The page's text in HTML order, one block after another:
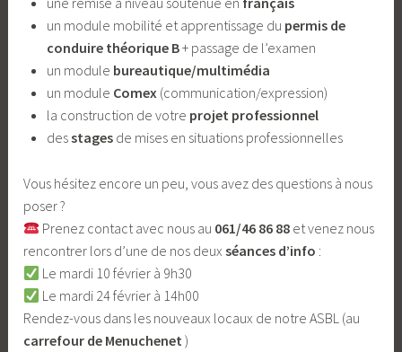
un module mobilité et apprentissage du permis de
conduire théorique B+ passage de l’examen
un module bureautique/multimédia
un module Comex(communication/expression)
la construction de votre projet professionnel
desstagesde mises en situations professionnelles
Vous hésitez encore un peu, vous avez des questions à nous
poser ?
Prenez contact avec nous au 061/46 86 88 et venez nous
rencontrer lors d’une de nos deuxséances d’info :
Le mardi 10 février à 9h30
Le mardi 24 février à 14h00
Rendez-vous dans les nouveaux locaux de notre ASBL (au
carrefour de Menuchenet )